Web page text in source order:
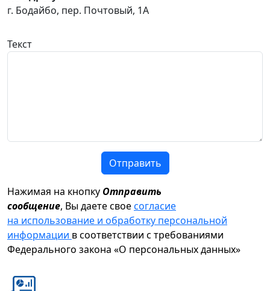
г. Бодайбо, пер. Почтовый, 1А
Текст
Отправить
Нажимая на кнопку Отправить
сообщение, Вы даете своесогласие
на использование и обработку персональной
информации в соответствии с требованиями
Федерального закона «О персональных данных»